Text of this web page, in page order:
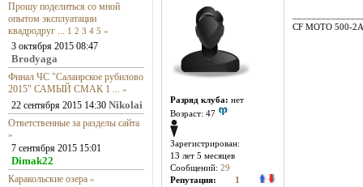
Прошу поделиться со мной
опытом эксплуатации
квадродруг ... 1 2 3 4 5 »
3 октября 2015 08:47
Brodyaga
Финал ЧС "Салаирское рубилово
2015" САМЫЙ СМАК 1 ... »
22 сентября 2015 14:30 Nikolai
Ответственные за разделы сайта
»
7 сентября 2015 15:01
Dimak22
Каракольские озера »
Разряд клуба: нет
Возраст: 47
Зарегистрирован:
13 лет 5 месяцев
Сообщений: 29
Репутация:
1
CF MOTO 500-2A